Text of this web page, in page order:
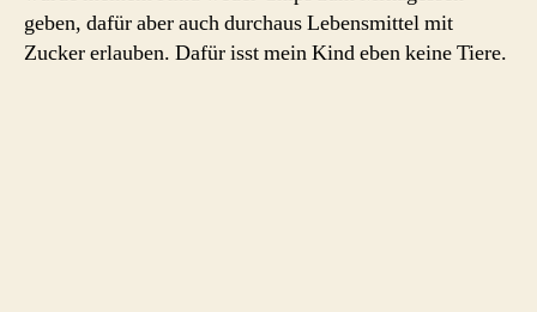
geben, dafür aber auch durchaus Lebensmittel mit
Zucker erlauben. Dafür isst mein Kind eben keine Tiere.